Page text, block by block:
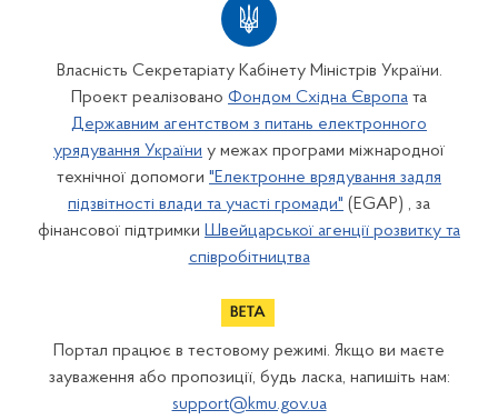
Власність Секретаріату Кабінету Міністрів України.
Проект реалізовано Фондом Східна Європа та
Державним агентством з питань електронного
урядування України у межах програми міжнародної
технічної допомоги "Електронне врядування задля
підзвітності влади та участі громади" (EGAP) , за
фінансової підтримки Швейцарської агенції розвитку та
співробітництва
Портал працює в тестовому режимі. Якщо ви маєте
зауваження або пропозиції, будь ласка, напишіть нам:
support@kmu.gov.ua